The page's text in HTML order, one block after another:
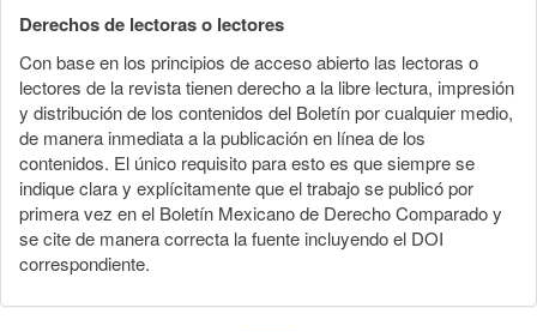
Derechos de lectoras o lectores
Con base en los principios de acceso abierto las lectoras o
lectores de la revista tienen derecho a la libre lectura, impresión
y distribución de los contenidos del Boletín por cualquier medio,
de manera inmediata a la publicación en línea de los
contenidos. El único requisito para esto es que siempre se
indique clara y explícitamente que el trabajo se publicó por
primera vez en el Boletín Mexicano de Derecho Comparado y
se cite de manera correcta la fuente incluyendo el DOI
correspondiente.